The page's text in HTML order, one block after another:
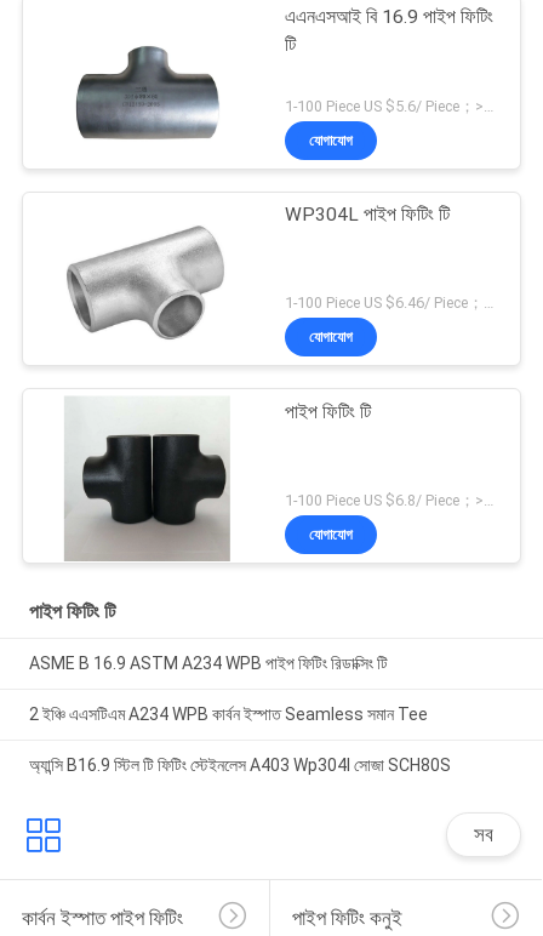
এএনএসআই বি 16.9 পাইপ ফিটিং
টি
যোগাযোগ
WP304L পাইপ ফিটিং টি
1-100 Piece US $6.46/ Piece；>100 Pieces US $5.28/ Piece MOQ:1 টুকরা
যোগাযোগ
পাইপ ফিটিং টি
1-100 Piece US $6.8/ Piece；>100 Pieces US $5.4/ Piece MOQ:1 টুকরা
যোগাযোগ
পাইপ ফিটিং টি
ASME B 16.9 ASTM A234 WPB পাইপ ফিটিং রিডাক্সিং টি
2 ইঞ্চি এএসটিএম A234 WPB কার্বন ইস্পাত Seamless সমান Tee
অ্যান্সি B16.9 স্টিল টি ফিটিং স্টেইনলেস A403 Wp304l সোজা SCH80S
সব
কার্বন ইস্পাত পাইপ ফিটিং পাইপ ফিটিং কনুই